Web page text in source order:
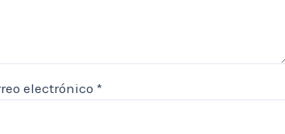
electrónico*